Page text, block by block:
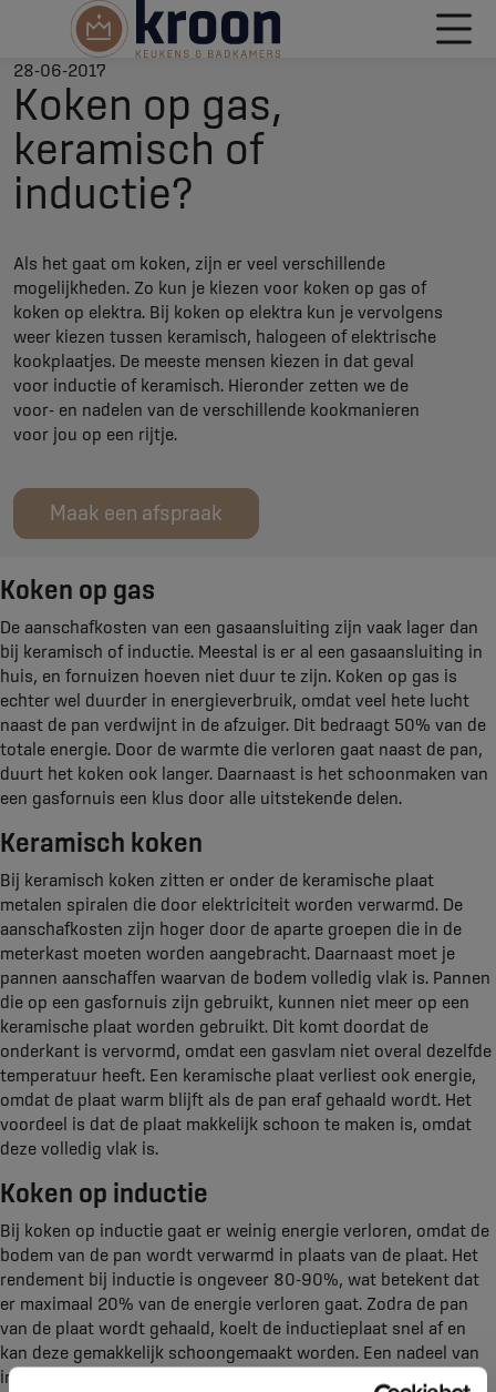
28-06-2017
Koken op gas,
keramisch of
inductie?
Als het gaat om koken, zijn er veel verschillende
mogelijkheden. Zo kun je kiezen voor koken op gas of
koken op elektra. Bij koken op elektra kun je vervolgens
weer kiezen tussen keramisch, halogeen of elektrische
kookplaatjes. De meeste mensen kiezen in dat geval
voor inductie of keramisch. Hieronder zetten we de
voor- en nadelen van de verschillende kookmanieren
voor jou op een rijtje.
Maak een afspraak
Koken op gas
De aanschafkosten van een gasaansluiting zijn vaak lager dan
bij keramisch of inductie. Meestal is er al een gasaansluiting in
huis, en fornuizen hoeven niet duur te zijn. Koken op gas is
echter wel duurder in energieverbruik, omdat veel hete lucht
naast de pan verdwijnt in de afzuiger. Dit bedraagt 50% van de
totale energie. Door de warmte die verloren gaat naast de pan,
duurt het koken ook langer. Daarnaast is het schoonmaken van
een gasfornuis een klus door alle uitstekende delen.
Keramisch koken
Bij keramisch koken zitten er onder de keramische plaat
metalen spiralen die door elektriciteit worden verwarmd. De
aanschafkosten zijn hoger door de aparte groepen die in de
meterkast moeten worden aangebracht. Daarnaast moet je
pannen aanschaffen waarvan de bodem volledig vlak is. Pannen
die op een gasfornuis zijn gebruikt, kunnen niet meer op een
keramische plaat worden gebruikt. Dit komt doordat de
onderkant is vervormd, omdat een gasvlam niet overal dezelfde
temperatuur heeft. Een keramische plaat verliest ook energie,
omdat de plaat warm blijft als de pan eraf gehaald wordt. Het
voordeel is dat de plaat makkelijk schoon te maken is, omdat
deze volledig vlak is.
Koken op inductie
Bij koken op inductie gaat er weinig energie verloren, omdat de
bodem van de pan wordt verwarmd in plaats van de plaat. Het
rendement bij inductie is ongeveer 80-90%, wat betekent dat
er maximaal 20% van de energie verloren gaat. Zodra de pan
van de plaat wordt gehaald, koelt de inductieplaat snel af en
kan deze gemakkelijk schoongemaakt worden. Een nadeel van
inductie is dat er een aparte elektriciteitsgroep moet worden